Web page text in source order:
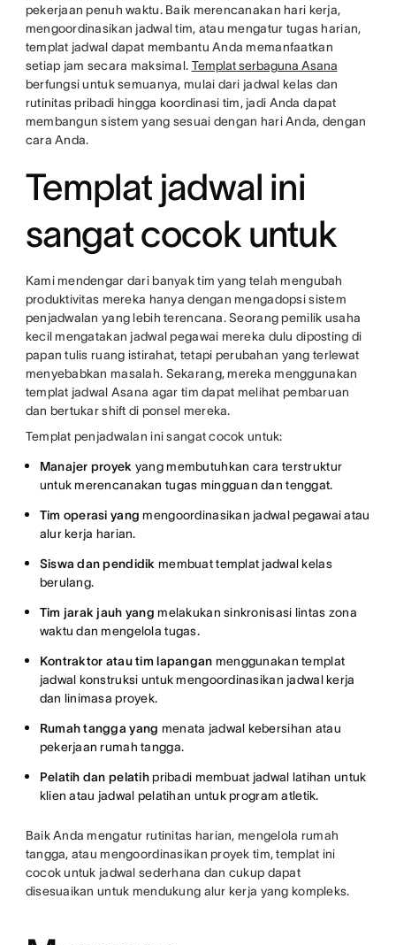
pekerjaan penuh waktu. Baik merencanakan hari kerja,
mengoordinasikan jadwal tim, atau mengatur tugas harian,
templat jadwal dapat membantu Anda memanfaatkan
setiap jam secara maksimal. Templat serbaguna Asana
berfungsi untuk semuanya, mulai dari jadwal kelas dan
rutinitas pribadi hingga koordinasi tim, jadi Anda dapat
membangun sistem yang sesuai dengan hari Anda, dengan
cara Anda.
Templat jadwal ini
sangat cocok untuk
Kami mendengar dari banyak tim yang telah mengubah
produktivitas mereka hanya dengan mengadopsi sistem
penjadwalan yang lebih terencana. Seorang pemilik usaha
kecil mengatakan jadwal pegawai mereka dulu diposting di
papan tulis ruang istirahat, tetapi perubahan yang terlewat
menyebabkan masalah. Sekarang, mereka menggunakan
templat jadwal Asana agar tim dapat melihat pembaruan
dan bertukar shift di ponsel mereka.
Templat penjadwalan ini sangat cocok untuk:
Manajer proyek yang membutuhkan cara terstruktur
untuk merencanakan tugas mingguan dan tenggat.
Tim operasi yang mengoordinasikan jadwal pegawai atau
alur kerja harian.
Siswa dan pendidik membuat templat jadwal kelas
berulang.
Tim jarak jauh yang melakukan sinkronisasi lintas zona
waktu dan mengelola tugas.
Kontraktor atau tim lapangan menggunakan templat
jadwal konstruksi untuk mengoordinasikan jadwal kerja
dan linimasa proyek.
Rumah tangga yang menata jadwal kebersihan atau
pekerjaan rumah tangga.
Pelatih dan pelatihpribadi membuat jadwal latihan untuk
klien atau jadwal pelatihan untuk program atletik.
Baik Anda mengatur rutinitas harian, mengelola rumah
tangga, atau mengoordinasikan proyek tim, templat ini
cocok untuk jadwal sederhana dan cukup dapat
disesuaikan untuk mendukung alur kerja yang kompleks.